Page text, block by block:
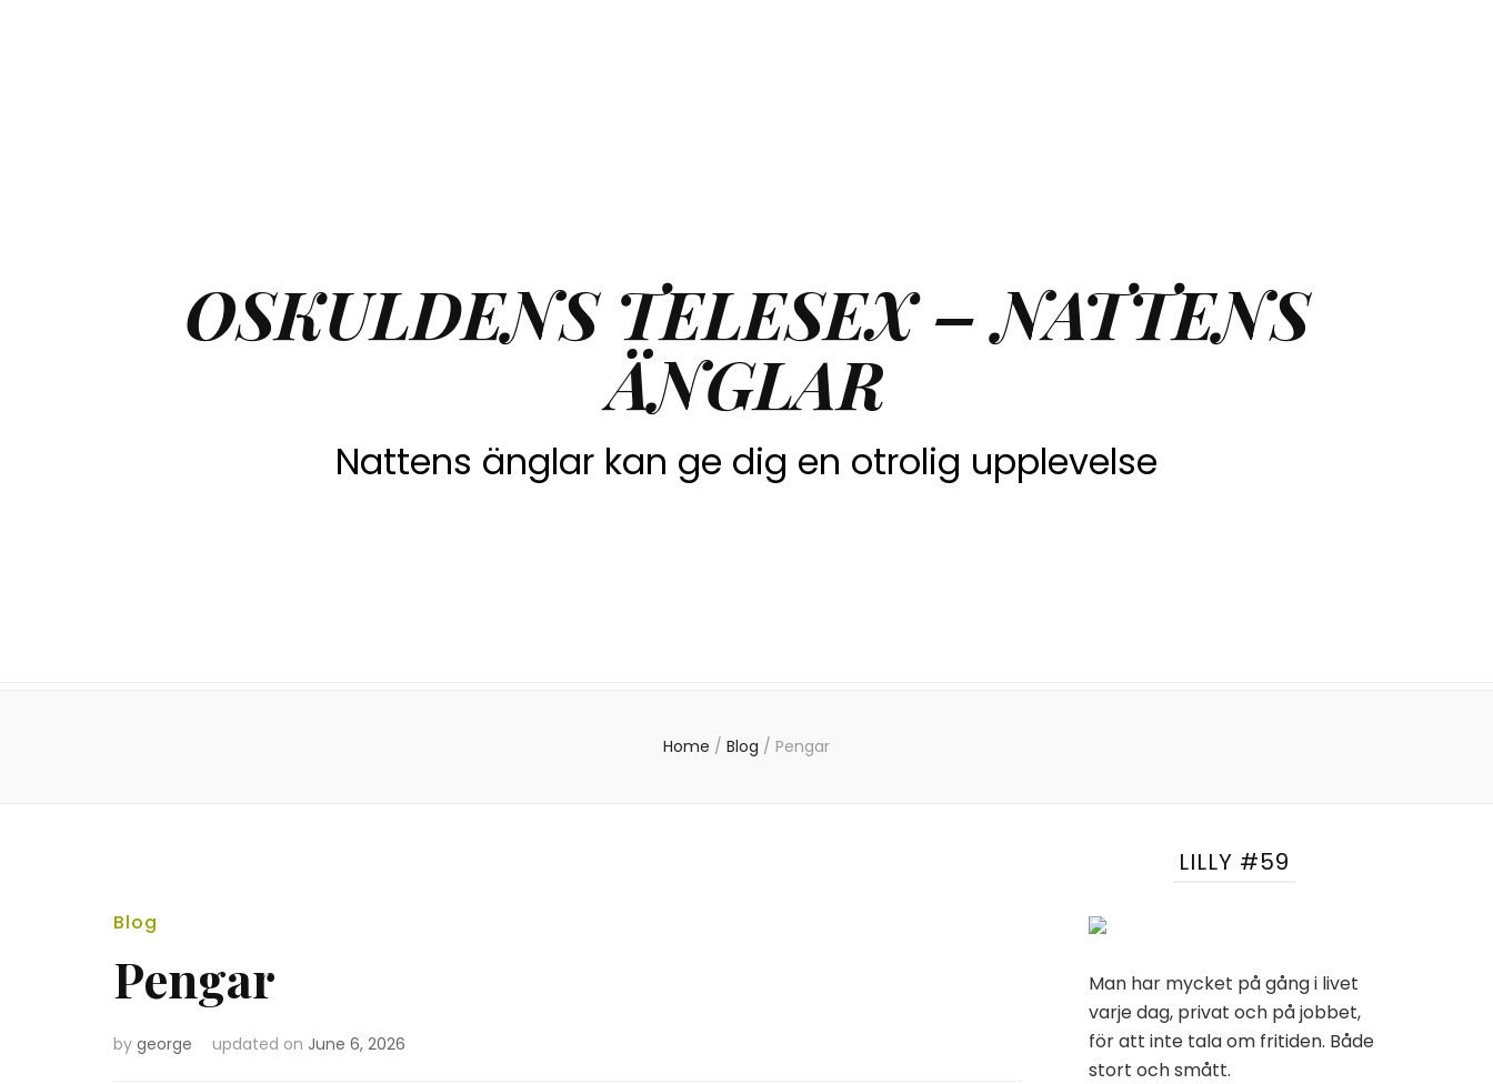
OSKULDENS TELESEX – NATTENS
ÄNGLAR
Nattens änglar kan ge dig en otrolig upplevelse
Home / Blog / Pengar
Blog
Pengar
by george updated on June 6, 2026
LILLY #59
Man har mycket på gång i livet
varje dag, privat och på jobbet,
för att inte tala om fritiden. Både
stort och smått.